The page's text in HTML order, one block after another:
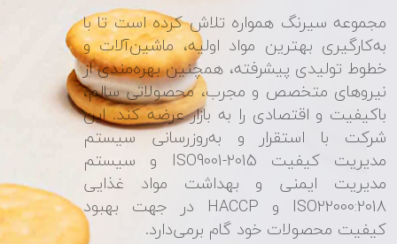
مجموعه سیرنگ همواره تلاش کرده است تا با
به‌کارگیری بهترین مواد اولیه، ماشین‌آلات و
خطوط تولیدی پیشرفته، همچنین بهره‌مندی از
نیروهای متخصص و مجرب، محصولاتی سالم،
باکیفیت و اقتصادی را به بازار عرضه کند. این
شرکت با استقرار و به‌روزرسانی سیستم
مدیریت کیفیت ISO9001-2015 و سیستم
مدیریت ایمنی و بهداشت مواد غذایی
ISO22000:2018 و HACCP در جهت بهبود
کیفیت محصولات خود گام برمی‌دارد.